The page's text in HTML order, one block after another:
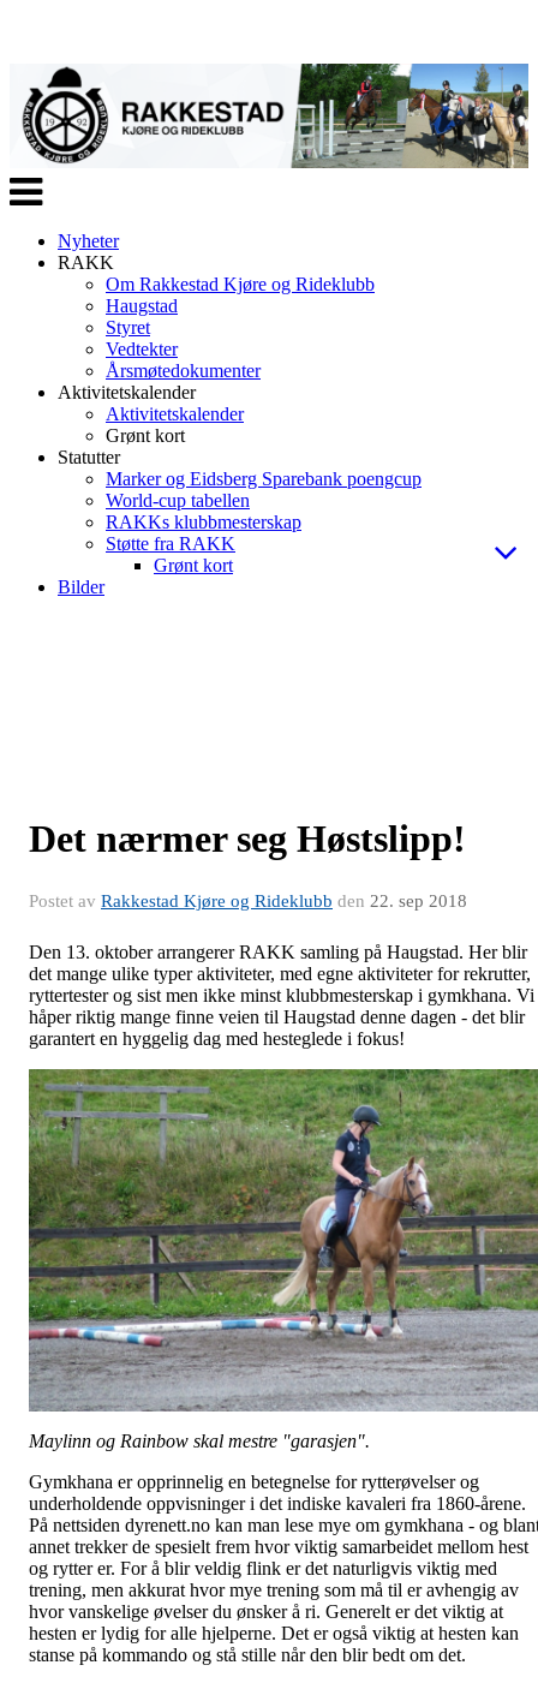
Veksle
navigasjon
Nyheter
RAKK
Om Rakkestad Kjøre og Rideklubb
Haugstad
Styret
Vedtekter
Årsmøtedokumenter
Aktivitetskalender
Aktivitetskalender
Grønt kort
Statutter
Marker og Eidsberg Sparebank poengcup
World-cup tabellen
RAKKs klubbmesterskap
Støtte fra RAKK
Grønt kort
Bilder
Det nærmer seg Høstslipp!
Postet av Rakkestad Kjøre og Rideklubb den 22. sep 2018
Den 13. oktober arrangerer RAKK samling på Haugstad. Her blir
det mange ulike typer aktiviteter, med egne aktiviteter for rekrutter,
ryttertester og sist men ikke minst klubbmesterskap i gymkhana. Vi
håper riktig mange finne veien til Haugstad denne dagen - det blir
garantert en hyggelig dag med hesteglede i fokus!
Maylinn og Rainbow skal mestre "garasjen".
Gymkhana er opprinnelig en betegnelse for rytterøvelser og
underholdende oppvisninger i det indiske kavaleri fra 1860-årene.
På nettsiden dyrenett.no kan man lese mye om gymkhana - og
annet trekker de spesielt frem hvor viktig samarbeidet mellom hest
og rytter er. For å blir veldig flink er det naturligvis viktig med
trening, men akkurat hvor mye trening som må til er avhengig av
hvor vanskelige øvelser du ønsker å ri. Generelt er det viktig at
hesten er lydig for alle hjelperne. Det er også viktig at hesten kan
stanse på kommando og stå stille når den blir bedt om det.